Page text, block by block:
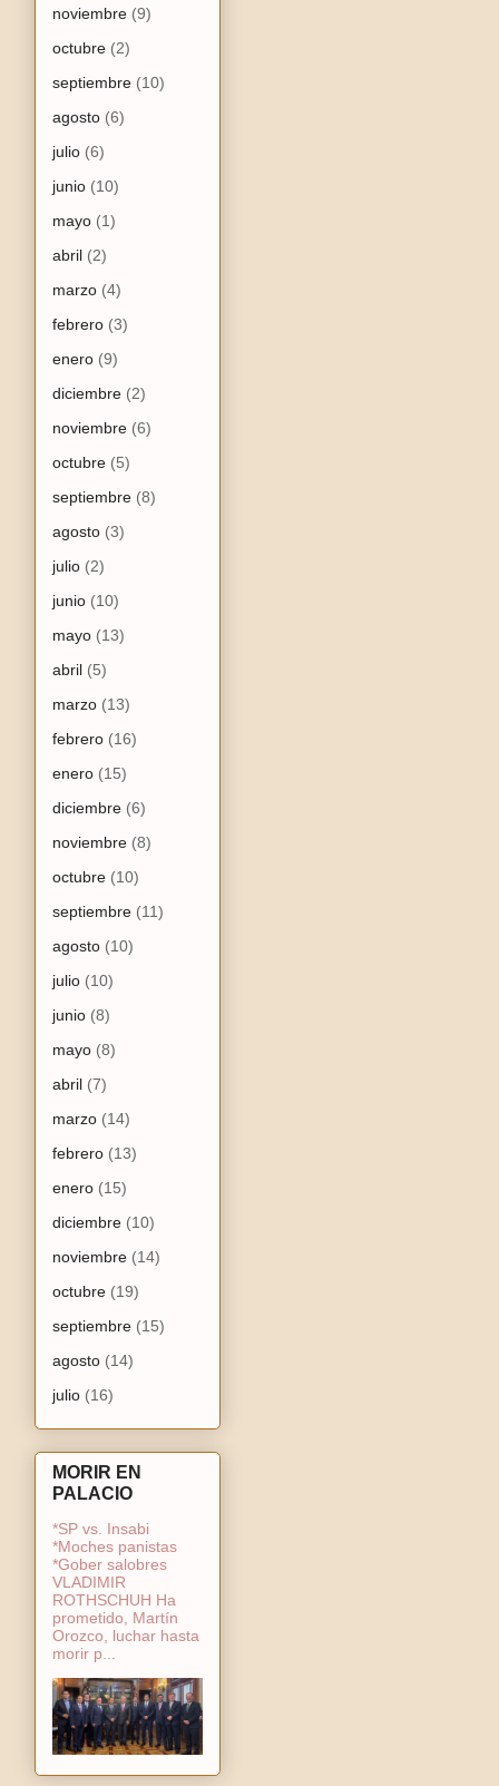
noviembre (9)
octubre (2)
septiembre (10)
agosto (6)
julio (6)
junio (10)
mayo (1)
abril (2)
marzo (4)
febrero (3)
enero (9)
diciembre (2)
noviembre (6)
octubre (5)
septiembre (8)
agosto (3)
julio (2)
junio (10)
mayo (13)
abril (5)
marzo (13)
febrero (16)
enero (15)
diciembre (6)
noviembre (8)
octubre (10)
septiembre (11)
agosto (10)
julio (10)
junio (8)
mayo (8)
abril (7)
marzo (14)
febrero (13)
enero (15)
diciembre (10)
noviembre (14)
octubre (19)
septiembre (15)
agosto (14)
julio (16)
MORIR EN
PALACIO
*SP vs. Insabi
*Moches panistas
*Gober salobres
VLADIMIR
ROTHSCHUH Ha
prometido, Martín
Orozco, luchar hasta
morir p...